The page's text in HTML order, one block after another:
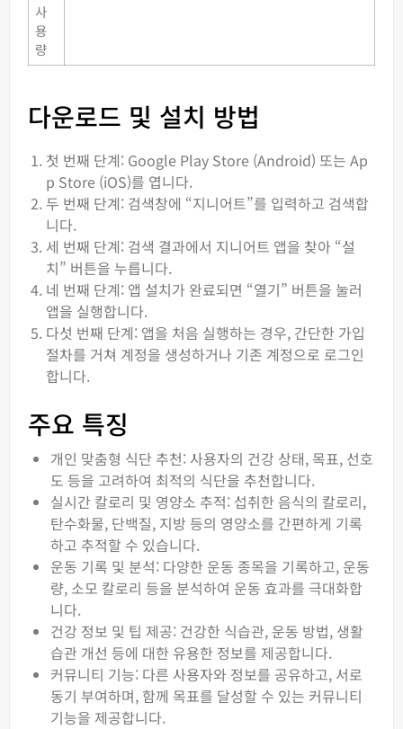
사
용
량
다운로드 및 설치 방법
첫 번째 단계: Google Play Store (Android) 또는 Ap
p Store (iOS)를 엽니다.
두 번째 단계: 검색창에 “지니어트”를 입력하고 검색합
니다.
세 번째 단계: 검색 결과에서 지니어트 앱을 찾아 “설
치” 버튼을 누릅니다.
네 번째 단계: 앱 설치가 완료되면 “열기” 버튼을 눌러
앱을 실행합니다.
다섯 번째 단계: 앱을 처음 실행하는 경우, 간단한 가입
절차를 거쳐 계정을 생성하거나 기존 계정으로 로그인
합니다.
주요 특징
개인 맞춤형 식단 추천: 사용자의 건강 상태, 목표, 선호
도 등을 고려하여 최적의 식단을 추천합니다.
실시간 칼로리 및 영양소 추적: 섭취한 음식의 칼로리,
탄수화물, 단백질, 지방 등의 영양소를 간편하게 기록
하고 추적할 수 있습니다.
운동 기록 및 분석: 다양한 운동 종목을 기록하고, 운동
량, 소모 칼로리 등을 분석하여 운동 효과를 극대화합
니다.
건강 정보 및 팁 제공: 건강한 식습관, 운동 방법, 생활
습관 개선 등에 대한 유용한 정보를 제공합니다.
커뮤니티 기능: 다른 사용자와 정보를 공유하고, 서로
동기 부여하며, 함께 목표를 달성할 수 있는 커뮤니티
기능을 제공합니다.